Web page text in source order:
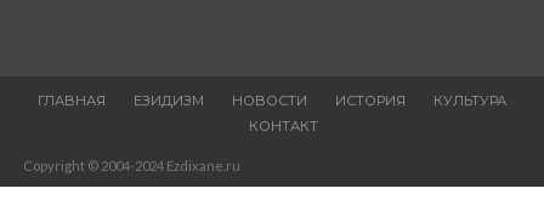
ГЛАВНАЯ ЕЗИДИЗМ НОВОСТИ ИСТОРИЯ
КУЛЬТУРА
КОНТАКТ
Copyright © 2004-2024 Ezdixane.ru